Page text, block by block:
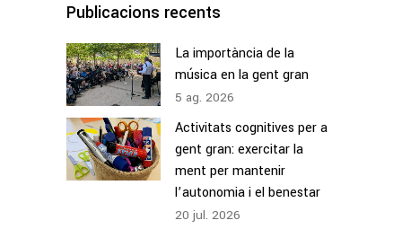
Publicacions recents
La importància de la
música en la gent gran
5 ag. 2026
Activitats cognitives per a
gent gran: exercitar la
ment per mantenir
l’autonomia i el benestar
20 jul. 2026